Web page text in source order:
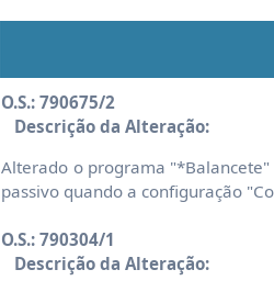
O.S.: 790675/2
Descrição da Alteração:
Alterado o programa
passivo quando a configuração
O.S.: 790304/1
Descrição da Alteração: